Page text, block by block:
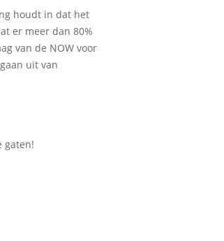
houdt in dat het
er meer dan 80%
van de NOW voor
uit van
gaten!